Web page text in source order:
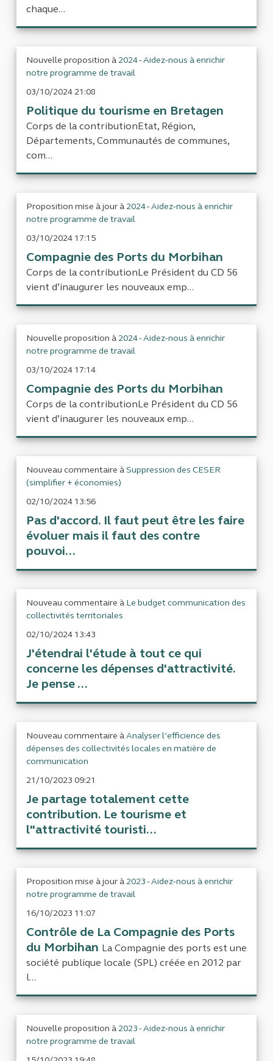
chaque...
Nouvelle proposition à2024 - Aidez-nous à enrichir
notre programme de travail
03/10/2024 21:08
Politique du tourisme en Bretagen
Corps de la contributionEtat, Région,
Départements, Communautés de communes,
com...
Proposition mise à jour à2024 - Aidez-nous à enrichir
notre programme de travail
03/10/2024 17:15
Compagnie des Ports du Morbihan
Corps de la contributionLe Président du CD 56
vient d’inaugurer les nouveaux emp...
Nouvelle proposition à2024 - Aidez-nous à enrichir
notre programme de travail
03/10/2024 17:14
Compagnie des Ports du Morbihan
Corps de la contributionLe Président du CD 56
vient d’inaugurer les nouveaux emp...
Nouveau commentaire à Suppression des CESER
(simplifier + économies)
02/10/2024 13:56
Pas d'accord. Il faut peut être les faire
évoluer mais il faut des contre
pouvoi...
Nouveau commentaire à Le budget communication des
collectivités territoriales
02/10/2024 13:43
J'étendrai l'étude à tout ce qui
concerne les dépenses d'attractivité.
Je pense ...
Nouveau commentaire àAnalyser l’efficience des
dépenses des collectivités locales en matière de
communication
21/10/2023 09:21
Je partage totalement cette
contribution. Le tourisme et
l"attractivité touristi...
Proposition mise à jour à2023 - Aidez-nous à enrichir
notre programme de travail
16/10/2023 11:07
Contrôle de La Compagnie des Ports
du Morbihan La Compagnie des ports est une
société publique locale (SPL) créée en 2012 par
l...
Nouvelle proposition à2023 - Aidez-nous à enrichir
notre programme de travail